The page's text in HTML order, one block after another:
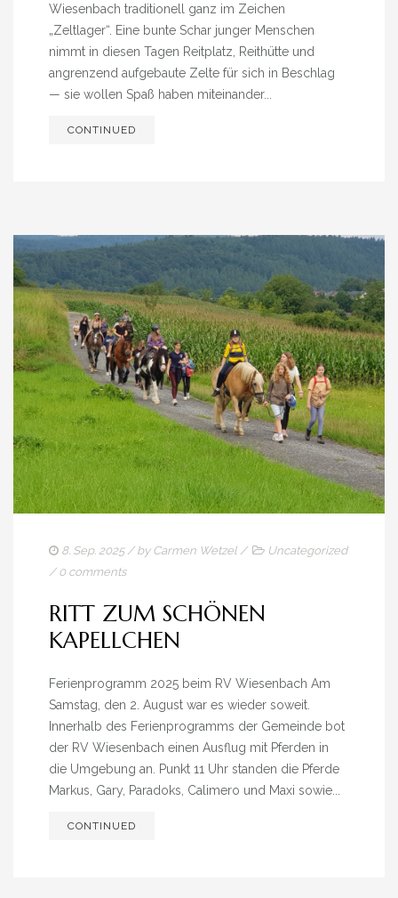
Wiesenbach traditionell ganz im Zeichen
„Zeltlager“. Eine bunte Schar junger Menschen
nimmt in diesen Tagen Reitplatz, Reithütte und
angrenzend aufgebaute Zelte für sich in Beschlag
— sie wollen Spaß haben miteinander...
CONTINUED
8. Sep. 2025/ by Carmen Wetzel /
Uncategorized
/ 0 comments
RITT ZUM SCHÖNEN
KAPELLCHEN
Ferienprogramm 2025 beim RV Wiesenbach Am
Samstag, den 2. August war es wieder soweit.
Innerhalb des Ferienprogramms der Gemeinde bot
der RV Wiesenbach einen Ausflug mit Pferden in
die Umgebung an. Punkt 11 Uhr standen die Pferde
Markus, Gary, Paradoks, Calimero und Maxi sowie...
CONTINUED